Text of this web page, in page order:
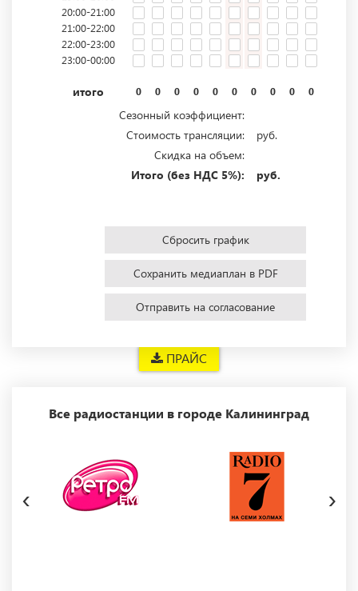
ПРАЙС
20:00-21:00
21:00-22:00
22:00-23:00
23:00-00:00
итого 0 0 0 0 0 0 0 0 0 0
Сезонный коэффициент:
Стоимость трансляции:
руб.
Скидка на объем:
Итого (без НДС 5%):
руб.
Сбросить график
Сохранить медиаплан в PDF
Отправить на согласование
Все радиостанции в городе Калининград
‹ ›